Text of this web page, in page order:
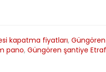
kapatma fiyatları,
pano, Güngören şantiye